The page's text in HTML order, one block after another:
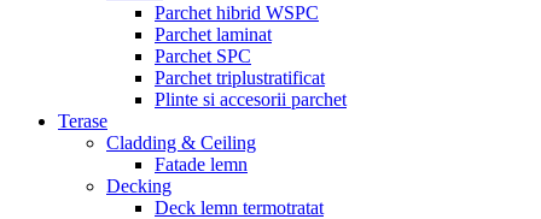
Parchet hibrid WSPC
Parchet laminat
Parchet SPC
Parchet triplustratificat
Plinte si accesorii parchet
Terase
Cladding & Ceiling
Fatade lemn
Decking
Deck lemn termotratat